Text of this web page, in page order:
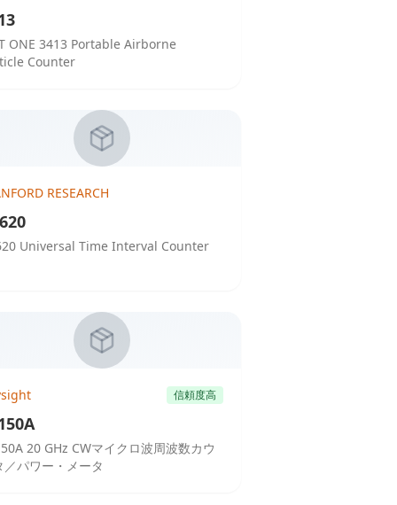
ONE 3413 Portable Airborne
Counter
RESEARCH
Universal Time Interval Counter
信頼度高
20 GHz CWマイクロ波周波数カウ
／パワー・メータ